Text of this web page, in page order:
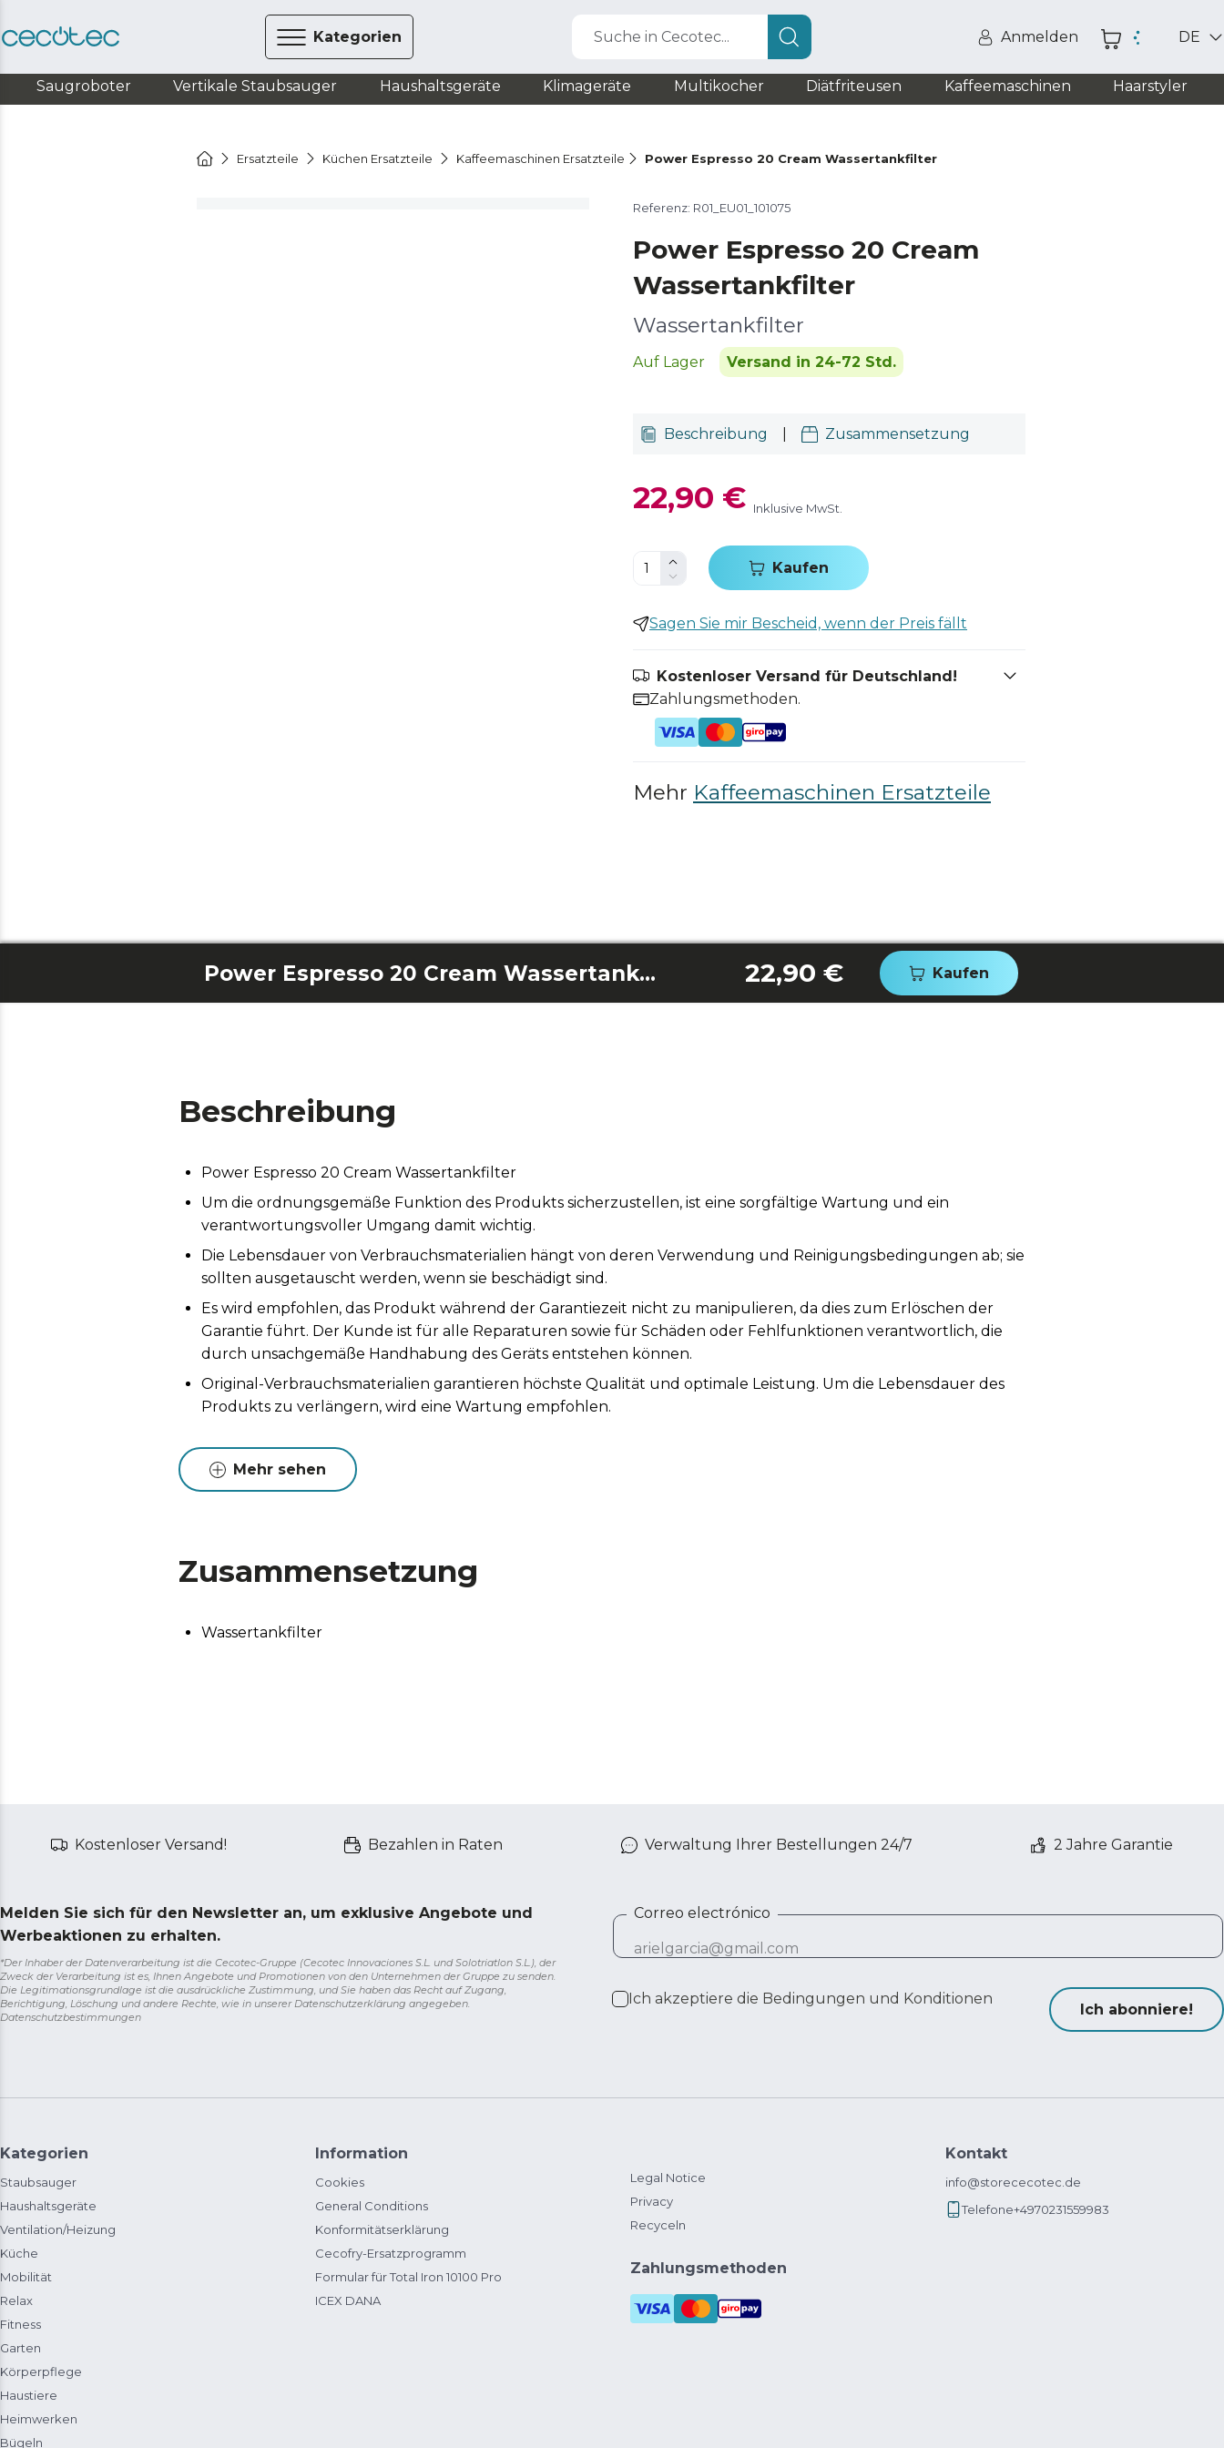
Kategorien Suche in Cecotec... Anmelden DE
Saugroboter Vertikale Staubsauger Haushaltsgeräte Klimageräte Multikocher Diätfriteusen Kaffeemaschinen Haarstyler
Ersatzteile Küchen Ersatzteile Kaffeemaschinen Ersatzteile Power Espresso 20 Cream Wassertankfilter
Referenz: R01_EU01_101075
Power Espresso 20 Cream
Wassertankfilter
Wassertankfilter
Auf Lager Versand in 24-72 Std.
Beschreibung Zusammensetzung
22,90 € Inklusive MwSt.
Kaufen
Sagen Sie mir Bescheid, wenn der Preis fällt
Kostenloser Versand für Deutschland!
Zahlungsmethoden.
Mehr Kaffeemaschinen Ersatzteile
Power Espresso 20 Cream Wassertankfilter 22,90 € Kaufen
Beschreibung
Power Espresso 20 Cream Wassertankfilter
Um die ordnungsgemäße Funktion des Produkts sicherzustellen, ist eine sorgfältige Wartung und ein
verantwortungsvoller Umgang damit wichtig.
Die Lebensdauer von Verbrauchsmaterialien hängt von deren Verwendung und Reinigungsbedingungen ab; sie
sollten ausgetauscht werden, wenn sie beschädigt sind.
Es wird empfohlen, das Produkt während der Garantiezeit nicht zu manipulieren, da dies zum Erlöschen der
Garantie führt. Der Kunde ist für alle Reparaturen sowie für Schäden oder Fehlfunktionen verantwortlich, die
durch unsachgemäße Handhabung des Geräts entstehen können.
Original-Verbrauchsmaterialien garantieren höchste Qualität und optimale Leistung. Um die Lebensdauer des
Produkts zu verlängern, wird eine Wartung empfohlen.
Mehr sehen
Zusammensetzung
Wassertankfilter
Kostenloser Versand! Bezahlen in Raten Verwaltung Ihrer Bestellungen 24/7 2 Jahre Garantie
Melden Sie sich für den Newsletter an, um exklusive Angebote und
Werbeaktionen zu erhalten.
*Der Inhaber der Datenverarbeitung ist die Cecotec-Gruppe (Cecotec Innovaciones S.L. und Solotriatlon S.L.), der
Zweck der Verarbeitung ist es, Ihnen Angebote und Promotionen von den Unternehmen der Gruppe zu senden.
Die Legitimationsgrundlage ist die ausdrückliche Zustimmung, und Sie haben das Recht auf Zugang,
Berichtigung, Löschung und andere Rechte, wie in unserer Datenschutzerklärung angegeben.
Datenschutzbestimmungen
Correo electrónico
Ich akzeptiere die Bedingungen und Konditionen
Ich abonniere!
Kategorien
Staubsauger
Haushaltsgeräte
Ventilation/Heizung
Küche
Mobilität
Relax
Fitness
Garten
Körperpflege
Haustiere
Heimwerken
Bügeln
Information
Cookies
General Conditions
Konformitätserklärung
Cecofry-Ersatzprogramm
Formular für Total Iron 10100 Pro
ICEX DANA
Legal Notice
Privacy
Recyceln
Zahlungsmethoden
Kontakt
info@storececotec.de
Telefone+4970231559983